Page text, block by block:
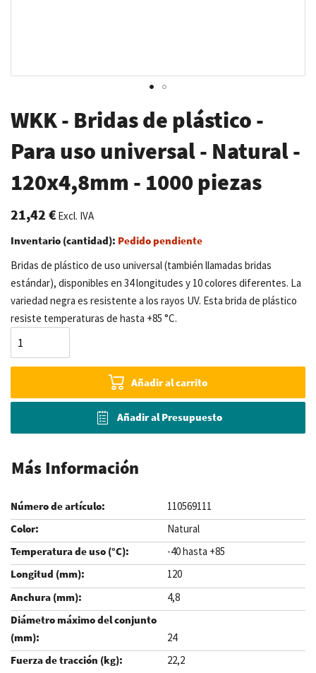
al
comienzo
de
la
galería
de
WKK - Bridas de plástico -
Para uso universal - Natural -
120x4,8mm - 1000 piezas
21,42 €Excl. IVA
Inventario (cantidad): Pedido pendiente
Bridas de plástico de uso universal (también llamadas bridas
estándar), disponibles en 34 longitudes y 10 colores diferentes. La
variedad negra es resistente a los rayos UV. Esta brida de plástico
resiste temperaturas de hasta +85 °C.
Añadir al carrito
Añadir al Presupuesto
Más Información
110569111
Natural
-40 hasta +85
120
4,8
24
22,2